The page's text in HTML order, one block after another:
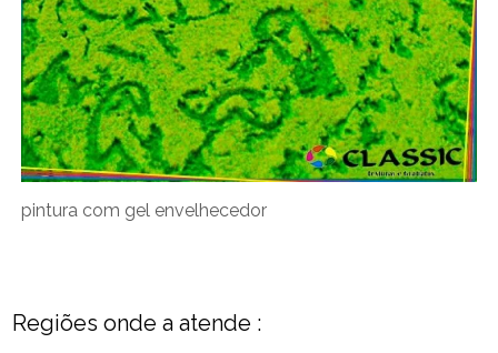
pintura com gel envelhecedor
Regiões onde a atende :